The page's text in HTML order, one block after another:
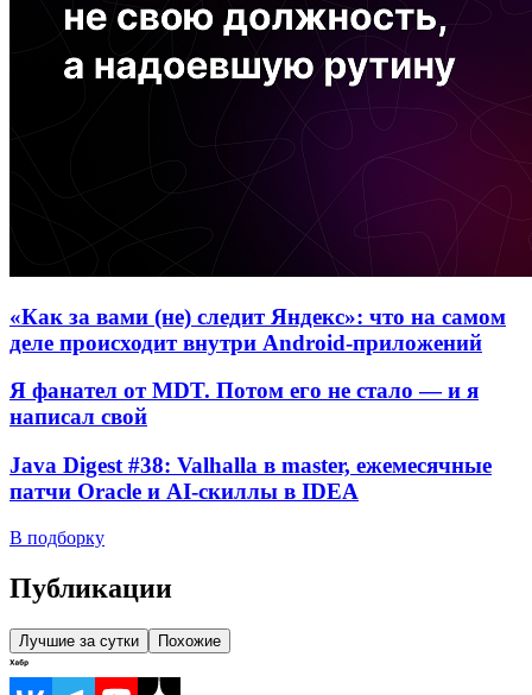
«Как за вами (не) следит Яндекс»: что на самом
деле происходит внутри Android-приложений
Я фанател от MDT. Потом его не стало — и я
написал свой
Java Digest #38: Valhalla в master, ежемесячные
патчи Oracle и AI-скиллы в IDEA
В подборку
Публикации
Лучшие за сутки Похожие